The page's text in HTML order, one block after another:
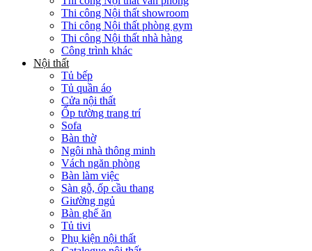
Thi công Nội thất showroom
Thi công Nội thất phòng gym
Thi công Nội thất nhà hàng
Công trình khác
Nội thất
Tủ bếp
Tủ quần áo
Cửa nội thất
Ốp tường trang trí
Sofa
Bàn thờ
Ngôi nhà thông minh
Vách ngăn phòng
Bàn làm việc
Sàn gỗ, ốp cầu thang
Giường ngủ
Bàn ghế ăn
Tủ tivi
Phụ kiện nội thất